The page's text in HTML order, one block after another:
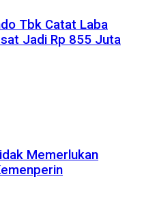
Tbk Catat Laba
Jadi Rp 855 Juta
Memerlukan